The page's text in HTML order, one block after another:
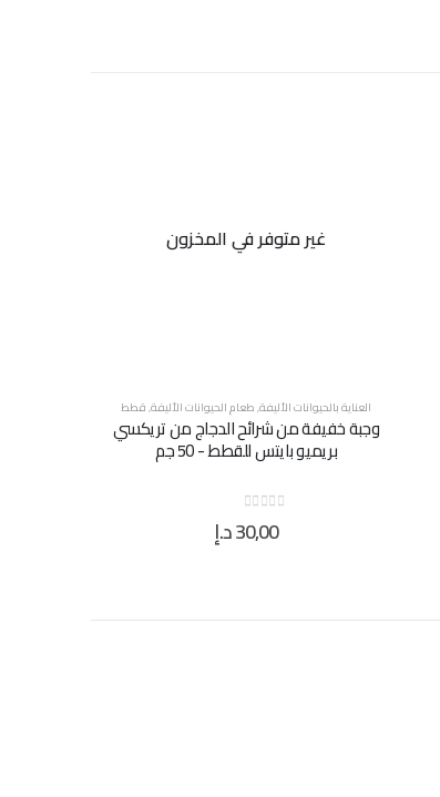
غير متوفر في المخزون
العناية بالحيوانات الأليفة,طعام الحيوانات الأليفة,قطط
وجبة خفيفة من شرائح الدجاج من تريكسي
بريميو بايتس للقطط - 50 جم
30,00د.إ